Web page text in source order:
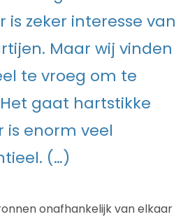
is zeker interesse van
Maar wij vinden
te vroeg om te
gaat hartstikke
is enorm veel
(…)
onafhankelijk van elkaar